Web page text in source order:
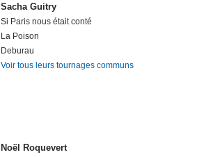
Sacha Guitry
Si Paris nous était conté
La Poison
Deburau
Voir tous leurs tournages communs
Noël Roquevert